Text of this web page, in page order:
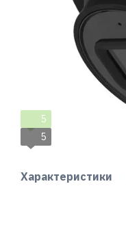
5
5
Характеристики